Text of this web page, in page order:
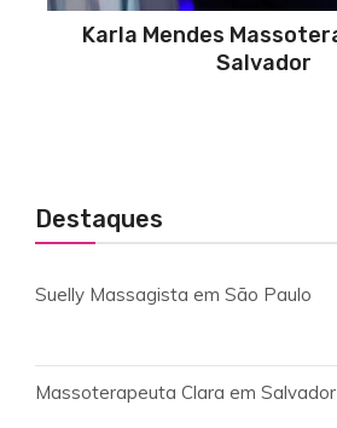
Karla Mendes
Salvador
Destaques
Suelly Massagista em São Paulo
Massoterapeuta Clara em Salvador